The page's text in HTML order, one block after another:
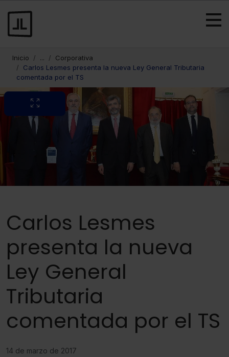
Inicio ...
Corporativa
Carlos Lesmes presenta la nueva Ley General Tributaria
comentada por el TS
Carlos Lesmes
presenta la nueva
Ley General
Tributaria
comentada por el TS
14 de marzo de 2017